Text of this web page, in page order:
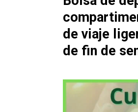
de viaje
de fin de